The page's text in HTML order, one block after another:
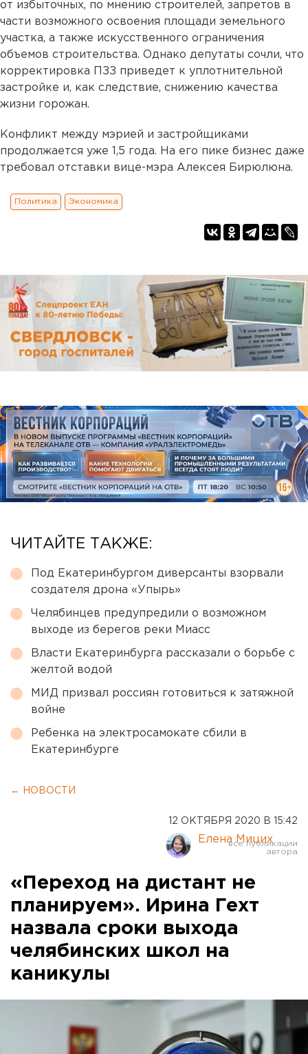
от избыточных, по мнению строителей, запретов в
части возможного освоения площади земельного
участка, а также искусственного ограничения
объемов строительства. Однако депутаты сочли, что
корректировка ПЗЗ приведет к уплотнительной
застройке и, как следствие, снижению качества
жизни горожан.
Конфликт между мэрией и застройщиками
продолжается уже 1,5 года. На его пике бизнес даже
требовал отставки вице-мэра Алексея Бирюлюна.
Политика Экономика
ЧИТАЙТЕ ТАКЖЕ:
Под Екатеринбургом диверсанты взорвали
создателя дрона «Упырь»
Челябинцев предупредили о возможном
выходе из берегов реки Миасс
Власти Екатеринбурга рассказали о борьбе с
желтой водой
МИД призвал россиян готовиться к затяжной
войне
Ребенка на электросамокате сбили в
Екатеринбурге
← НОВОСТИ
12 ОКТЯБРЯ 2020 В 15:42
Елена Мицих
«Переход на дистант не
планируем». Ирина Гехт
назвала сроки выхода
челябинских школ на
каникулы